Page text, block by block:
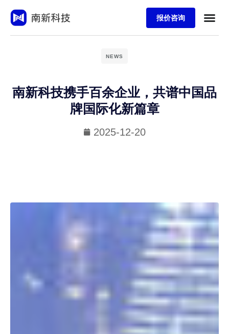
报价咨询
NEWS
南新科技携手百余企业，共谱中国品
牌国际化新篇章
2025-12-20